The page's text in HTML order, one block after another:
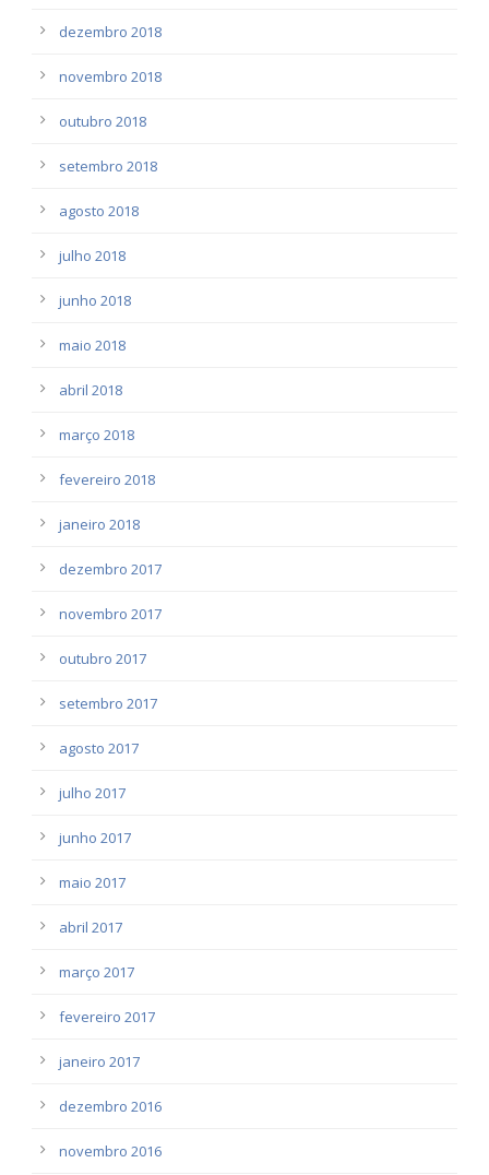
dezembro 2018
novembro 2018
outubro 2018
setembro 2018
agosto 2018
julho 2018
junho 2018
maio 2018
abril 2018
março 2018
fevereiro 2018
janeiro 2018
dezembro 2017
novembro 2017
outubro 2017
setembro 2017
agosto 2017
julho 2017
junho 2017
maio 2017
abril 2017
março 2017
fevereiro 2017
janeiro 2017
dezembro 2016
novembro 2016